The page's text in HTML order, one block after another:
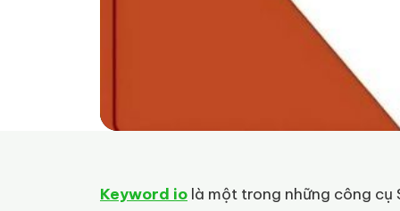
Keyword io là một trong những công cụ